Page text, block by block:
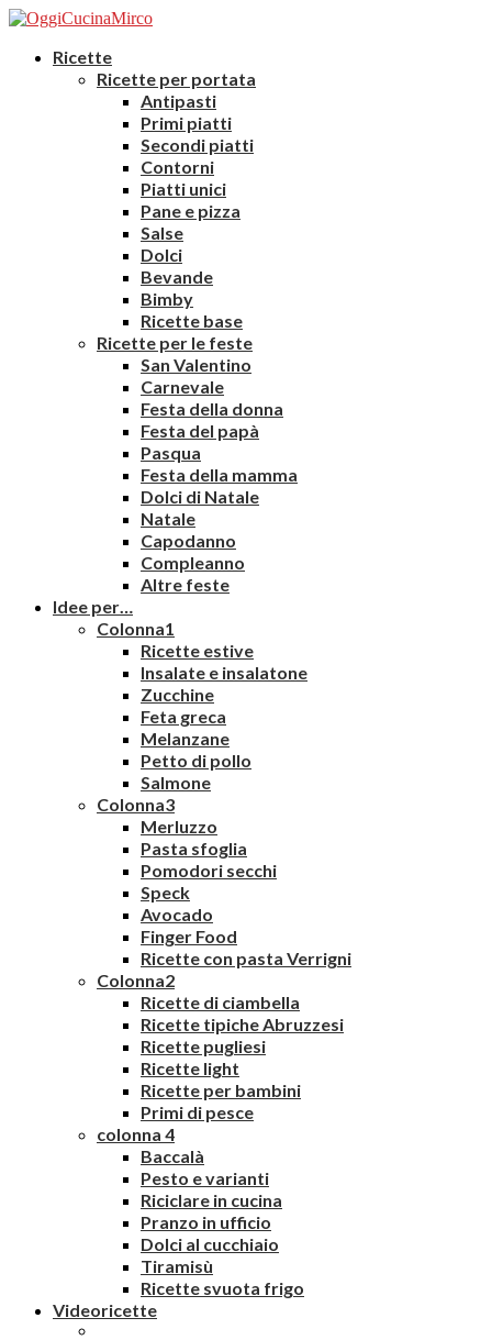
Ricette
Ricette per portata
Antipasti
Primi piatti
Secondi piatti
Contorni
Piatti unici
Pane e pizza
Salse
Dolci
Bevande
Bimby
Ricette base
Ricette per le feste
San Valentino
Carnevale
Festa della donna
Festa del papà
Pasqua
Festa della mamma
Dolci di Natale
Natale
Capodanno
Compleanno
Altre feste
Idee per…
Colonna1
Ricette estive
Insalate e insalatone
Zucchine
Feta greca
Melanzane
Petto di pollo
Salmone
Colonna3
Merluzzo
Pasta sfoglia
Pomodori secchi
Speck
Avocado
Finger Food
Ricette con pasta Verrigni
Colonna2
Ricette di ciambella
Ricette tipiche Abruzzesi
Ricette pugliesi
Ricette light
Ricette per bambini
Primi di pesce
colonna 4
Baccalà
Pesto e varianti
Riciclare in cucina
Pranzo in ufficio
Dolci al cucchiaio
Tiramisù
Ricette svuota frigo
Videoricette